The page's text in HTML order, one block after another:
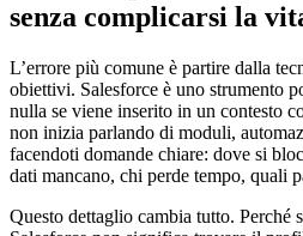
senza complicarsi la
L’errore più comune è partire dalla
obiettivi. Salesforce è uno strumento
nulla se viene inserito in un contesto
non inizia parlando di moduli,
facendoti domande chiare: dove si
dati mancano, chi perde tempo, quali
Questo dettaglio cambia tutto. Perché